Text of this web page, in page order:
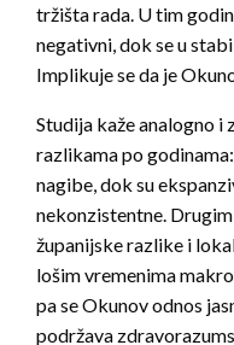
tržišta rada. U tim
negativni, dok se u
Implikuje se da je
Studija kaže analogno i
razlikama po
nagibe, dok su
nekonzistentne.
županijske razlike i
lošim vremenima
pa se Okunov odnos
podržava